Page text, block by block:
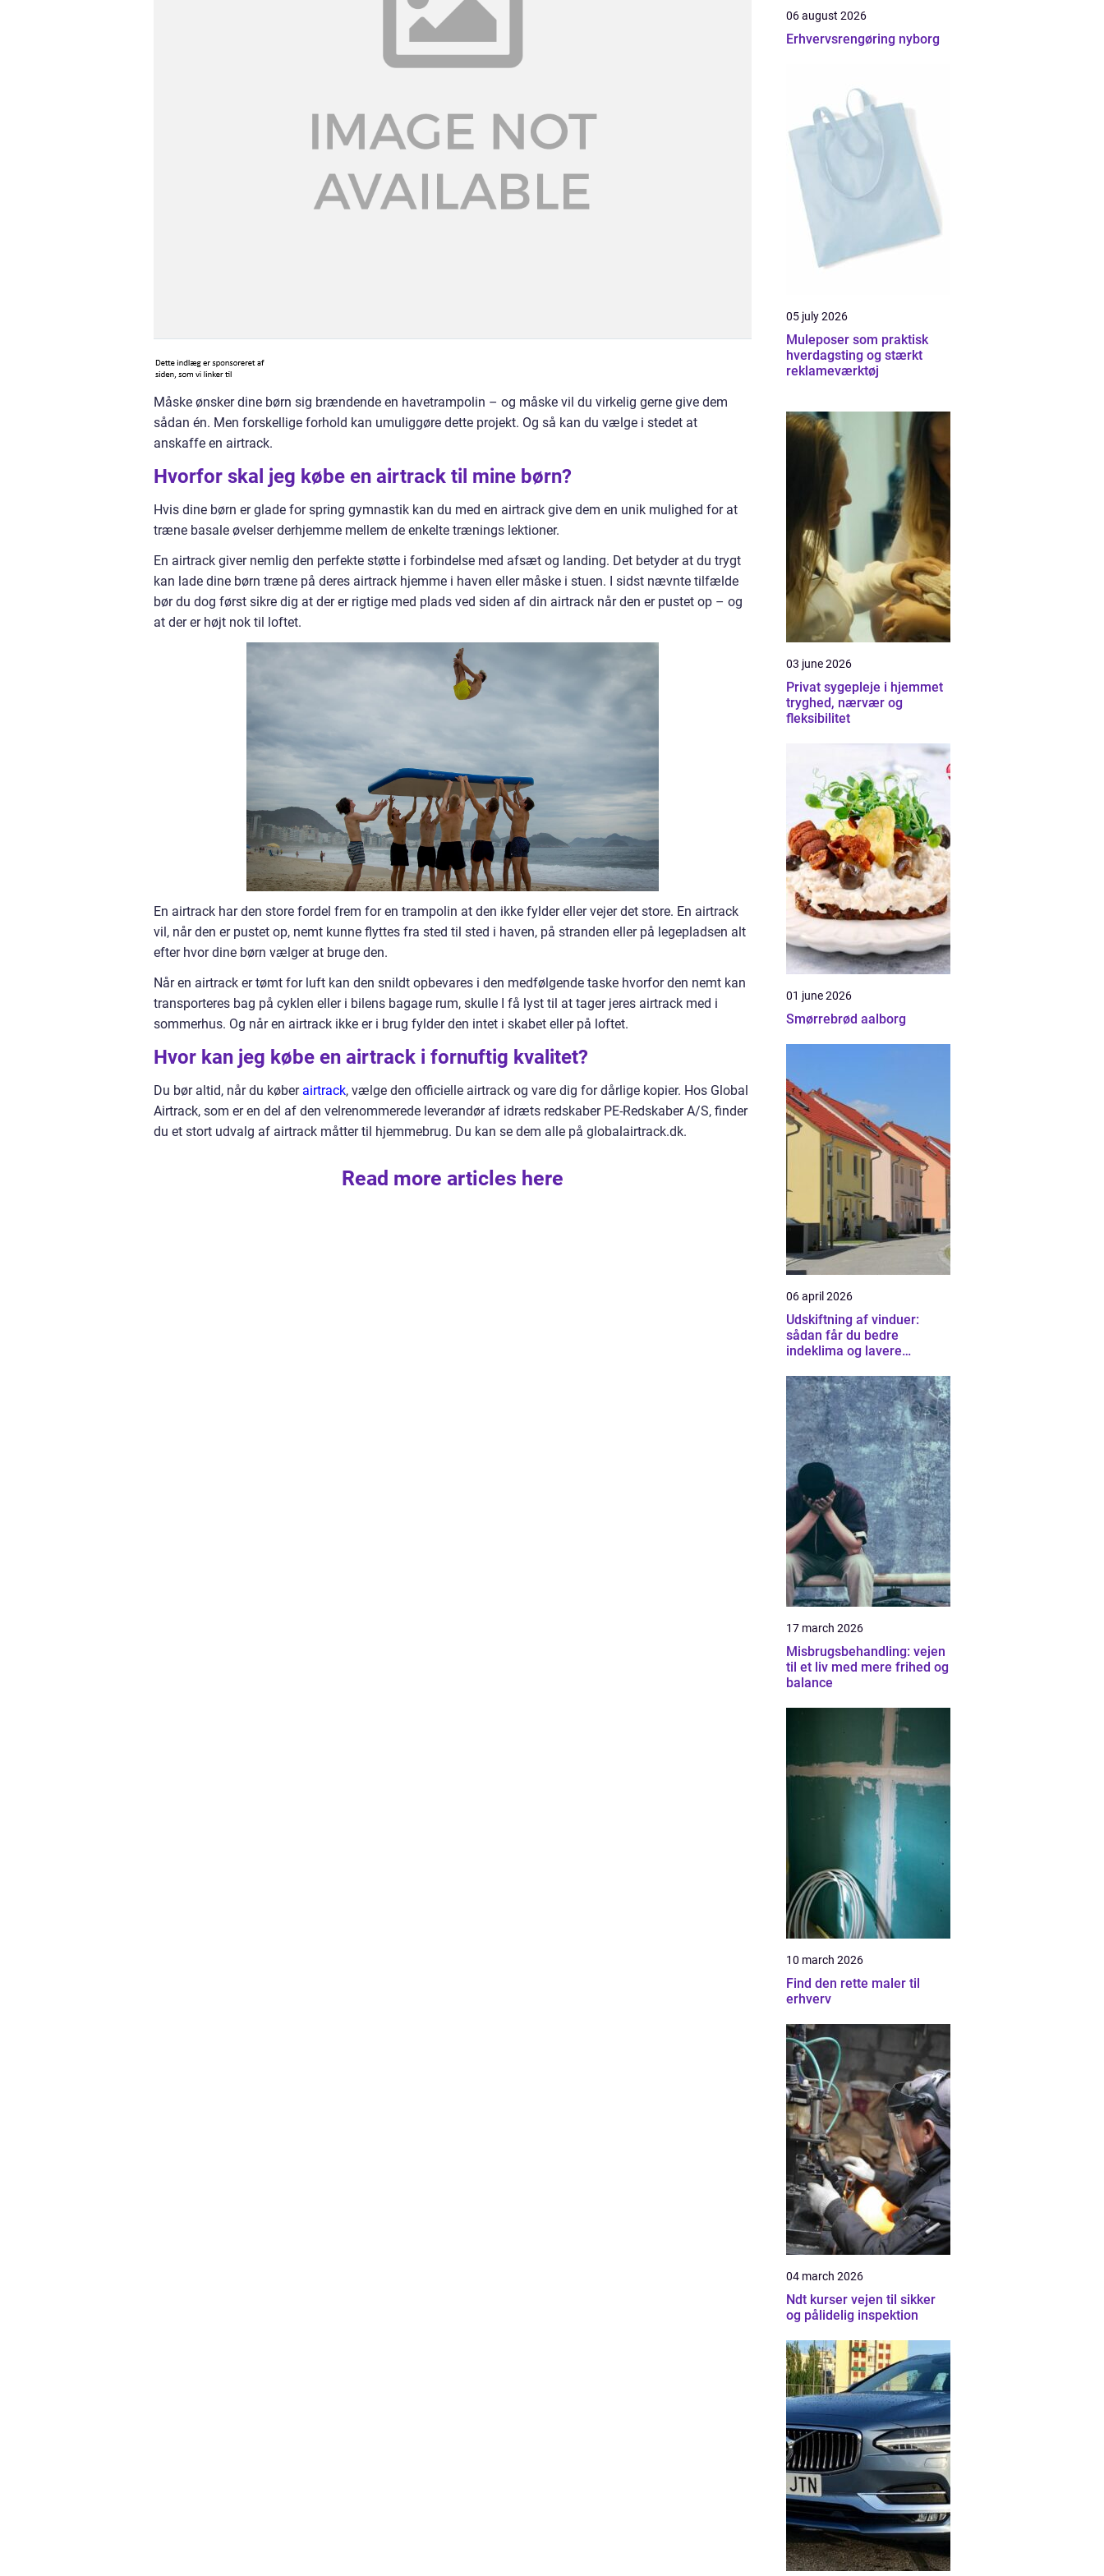
Måske ønsker dine børn sig brændende en havetrampolin – og måske vil du virkelig gerne give dem
sådan én. Men forskellige forhold kan umuliggøre dette projekt. Og så kan du vælge i stedet at
anskaffe en airtrack.
Hvorfor skal jeg købe en airtrack til mine børn?
Hvis dine børn er glade for spring gymnastik kan du med en airtrack give dem en unik mulighed for at
træne basale øvelser derhjemme mellem de enkelte trænings lektioner.
En airtrack giver nemlig den perfekte støtte i forbindelse med afsæt og landing. Det betyder at du trygt
kan lade dine børn træne på deres airtrack hjemme i haven eller måske i stuen. I sidst nævnte tilfælde
bør du dog først sikre dig at der er rigtige med plads ved siden af din airtrack når den er pustet op – og
at der er højt nok til loftet.
En airtrack har den store fordel frem for en trampolin at den ikke fylder eller vejer det store. En airtrack
vil, når den er pustet op, nemt kunne flyttes fra sted til sted i haven, på stranden eller på legepladsen alt
efter hvor dine børn vælger at bruge den.
Når en airtrack er tømt for luft kan den snildt opbevares i den medfølgende taske hvorfor den nemt kan
transporteres bag på cyklen eller i bilens bagage rum, skulle I få lyst til at tager jeres airtrack med i
sommerhus. Og når en airtrack ikke er i brug fylder den intet i skabet eller på loftet.
Hvor kan jeg købe en airtrack i fornuftig kvalitet?
Du bør altid, når du køber airtrack, vælge den officielle airtrack og vare dig for dårlige kopier. Hos Global
Airtrack, som er en del af den velrenommerede leverandør af idræts redskaber PE-Redskaber A/S, finder
du et stort udvalg af airtrack måtter til hjemmebrug. Du kan se dem alle på globalairtrack.dk.
Read more articles here
06 august 2026
Erhvervsrengøring nyborg
05 july 2026
Muleposer som praktisk
hverdagsting og stærkt
reklameværktøj
03 june 2026
Privat sygepleje i hjemmet
tryghed, nærvær og
fleksibilitet
01 june 2026
Smørrebrød aalborg
06 april 2026
Udskiftning af vinduer:
sådan får du bedre
indeklima og lavere
17 march 2026
Misbrugsbehandling: vejen
til et liv med mere frihed og
balance
10 march 2026
Find den rette maler til
erhverv
04 march 2026
Ndt kurser vejen til sikker
og pålidelig inspektion